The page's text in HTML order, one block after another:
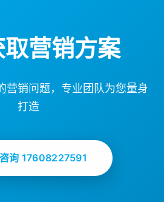
营销方案
营销问题，专业团队为您量身
打造
询 17608227591